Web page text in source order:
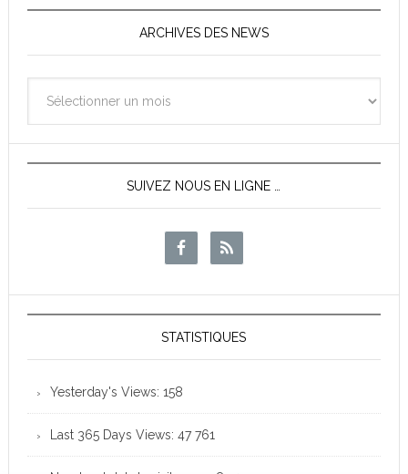
ARCHIVES DES NEWS
des
News
SUIVEZ NOUS EN LIGNE …
STATISTIQUES
Yesterday's Views: 158
Last 365 Days Views: 47 761